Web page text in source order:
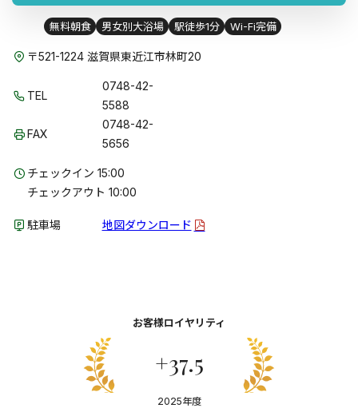
無料朝食 男女別大浴場 駅徒歩1分 Wi-Fi完備
〒521-1224 滋賀県東近江市林町20
TEL
0748-42-
5588
FAX
0748-42-
5656
チェックイン 15:00
チェックアウト 10:00
駐車場 地図ダウンロード
お客様ロイヤリティ
+37.5
2025年度